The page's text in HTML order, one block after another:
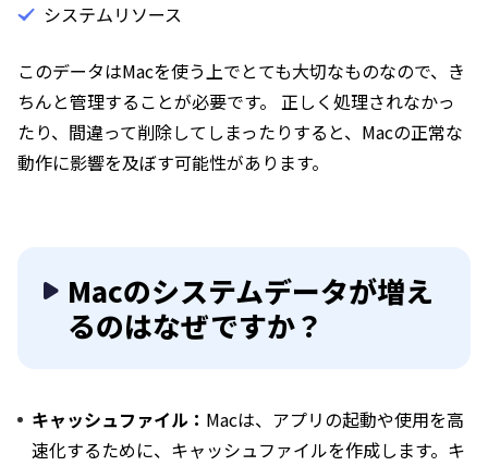
システムリソース
このデータはMacを使う上でとても大切なものなので、き
ちんと管理することが必要です。 正しく処理されなかっ
たり、間違って削除してしまったりすると、Macの正常な
動作に影響を及ぼす可能性があります。
Macのシステムデータが増え
るのはなぜですか？
キャッシュファイル： Macは、アプリの起動や使用を高
速化するために、キャッシュファイルを作成します。キ